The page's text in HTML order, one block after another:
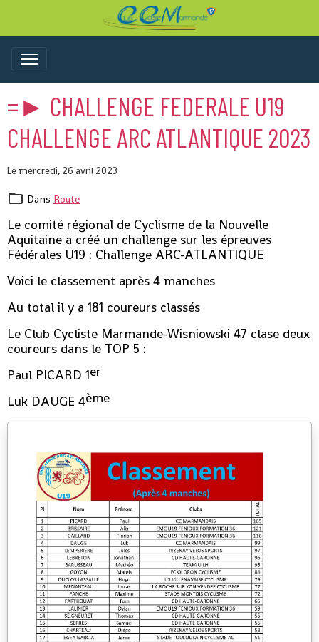
=► CHALLENGE FEDERALE U19
CHALLENGE ARC ATLANTIQUE 2023
Le mercredi, 26 avril 2023
Dans Route
Le comité régional de Cyclisme de la Nouvelle
Aquitaine a créé un challenge sur les épreuves
Fédérales U19 : Challenge ARC-ATLANTIQUE
Voici le classement après 4 manches
Au total il y a 181 coureurs classés
Le Club Cycliste Marmande-Wisniowski 47 clase deux
coureurs dans le TOP 5 :
Paul PICARD 1er
Luk DAUGE 4ème